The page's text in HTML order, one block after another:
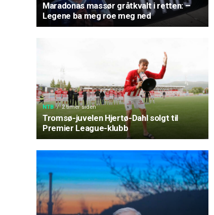
Maradonas massør gråtkvalt i retten: –
Legene ba meg roe meg ned
NTB 2 timer siden
Tromsø-juvelen Hjertø-Dahl solgt til
Premier League-klubb